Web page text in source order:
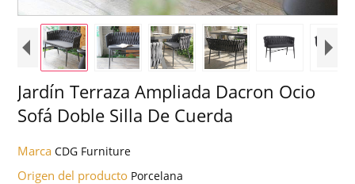
Jardín Terraza Ampliada Dacron Ocio
Sofá Doble Silla De Cuerda
MarcaCDG Furniture
Origen del producto Porcelana